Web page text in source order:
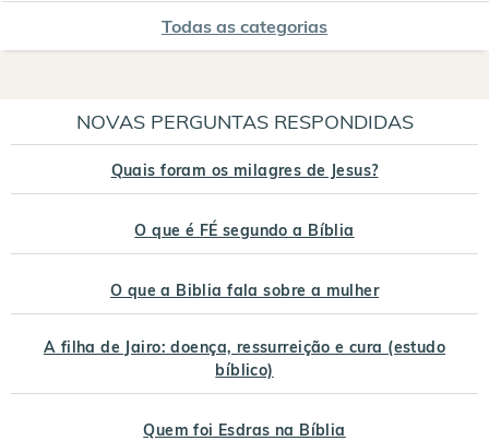
Todas as categorias
NOVAS PERGUNTAS RESPONDIDAS
Quais foram os milagres de Jesus?
O que é FÉ segundo a Bíblia
O que a Biblia fala sobre a mulher
A filha de Jairo: doença, ressurreição e cura (estudo
bíblico)
Quem foi Esdras na Bíblia